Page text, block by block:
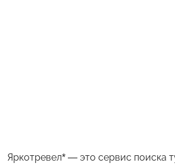
Яркотревел* — это сервис поиска